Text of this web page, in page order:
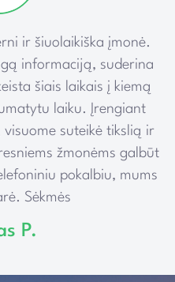
ir šiuolaikiška įmonė.
informaciją, suderina
šiais laikais į kiemą
laiku. Įrengiant
suteikė tikslią ir
žmonėms galbūt
pokalbiu, mums
Sėkmės
P.